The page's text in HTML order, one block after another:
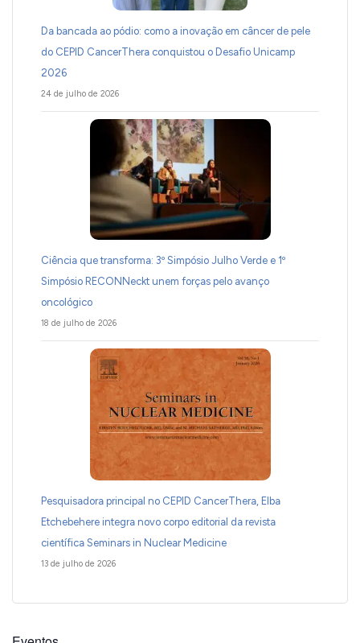
Da bancada ao pódio: como a inovação em câncer de pele
do CEPID CancerThera conquistou o Desafio Unicamp
2026
24 de julho de 2026
Ciência que transforma: 3º Simpósio Julho Verde e 1º
Simpósio RECONNeckt unem forças pelo avanço
oncológico
18 de julho de 2026
Pesquisadora principal no CEPID CancerThera, Elba
Etchebehere integra novo corpo editorial da revista
científica Seminars in Nuclear Medicine
13 de julho de 2026